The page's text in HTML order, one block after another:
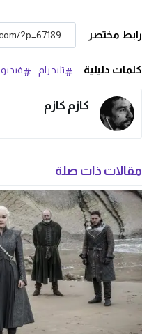
رابط مختصر
كلمات دليلية تليجرام فيديو
كازم كازم
مقالات ذات صلة